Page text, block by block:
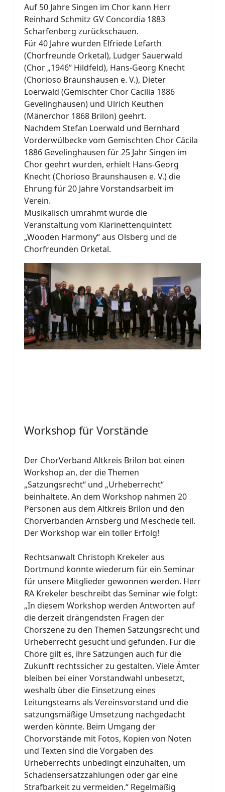
Auf 50 Jahre Singen im Chor kann Herr
Reinhard Schmitz GV Concordia 1883
Scharfenberg zurückschauen.
Für 40 Jahre wurden Elfriede Lefarth
(Chorfreunde Orketal), Ludger Sauerwald
(Chor „1946“ Hildfeld), Hans-Georg Knecht
(Chorioso Braunshausen e. V.), Dieter
Loerwald (Gemischter Chor Cäcilia 1886
Gevelinghausen) und Ulrich Keuthen
(Mänerchor 1868 Brilon) geehrt.
Nachdem Stefan Loerwald und Bernhard
Vorderwülbecke vom Gemischten Chor Cäcila
1886 Gevelinghausen für 25 Jahr Singen im
Chor geehrt wurden, erhielt Hans-Georg
Knecht (Chorioso Braunshausen e. V.) die
Ehrung für 20 Jahre Vorstandsarbeit im
Verein.
Musikalisch umrahmt wurde die
Veranstaltung vom Klarinettenquintett
„Wooden Harmony“ aus Olsberg und de
Chorfreunden Orketal.
Workshop für Vorstände
Der ChorVerband Altkreis Brilon bot einen
Workshop an, der die Themen
„Satzungsrecht“ und „Urheberrecht“
beinhaltete. An dem Workshop nahmen 20
Personen aus dem Altkreis Brilon und den
Chorverbänden Arnsberg und Meschede teil.
Der Workshop war ein toller Erfolg!
Rechtsanwalt Christoph Krekeler aus
Dortmund konnte wiederum für ein Seminar
für unsere Mitglieder gewonnen werden. Herr
RA Krekeler beschreibt das Seminar wie folgt:
„In diesem Workshop werden Antworten auf
die derzeit drängendsten Fragen der
Chorszene zu den Themen Satzungsrecht und
Urheberrecht gesucht und gefunden. Für die
Chöre gilt es, ihre Satzungen auch für die
Zukunft rechtssicher zu gestalten. Viele Ämter
bleiben bei einer Vorstandwahl unbesetzt,
weshalb über die Einsetzung eines
Leitungsteams als Vereinsvorstand und die
satzungsmäßige Umsetzung nachgedacht
werden könnte. Beim Umgang der
Chorvorstände mit Fotos, Kopien von Noten
und Texten sind die Vorgaben des
Urheberrechts unbedingt einzuhalten, um
Schadensersatzzahlungen oder gar eine
Strafbarkeit zu vermeiden.“ Regelmäßig